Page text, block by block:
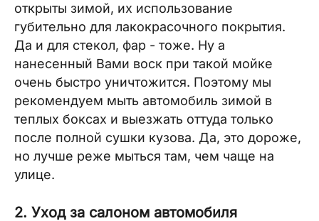
открыты зимой, их использование
губительно для лакокрасочного покрытия.
Да и для стекол, фар - тоже. Ну а
нанесенный Вами воск при такой мойке
очень быстро уничтожится. Поэтому мы
рекомендуем мыть автомобиль зимой в
теплых боксах и выезжать оттуда только
после полной сушки кузова. Да, это дороже,
но лучше реже мыться там, чем чаще на
улице.
2. Уход за салоном автомобиля